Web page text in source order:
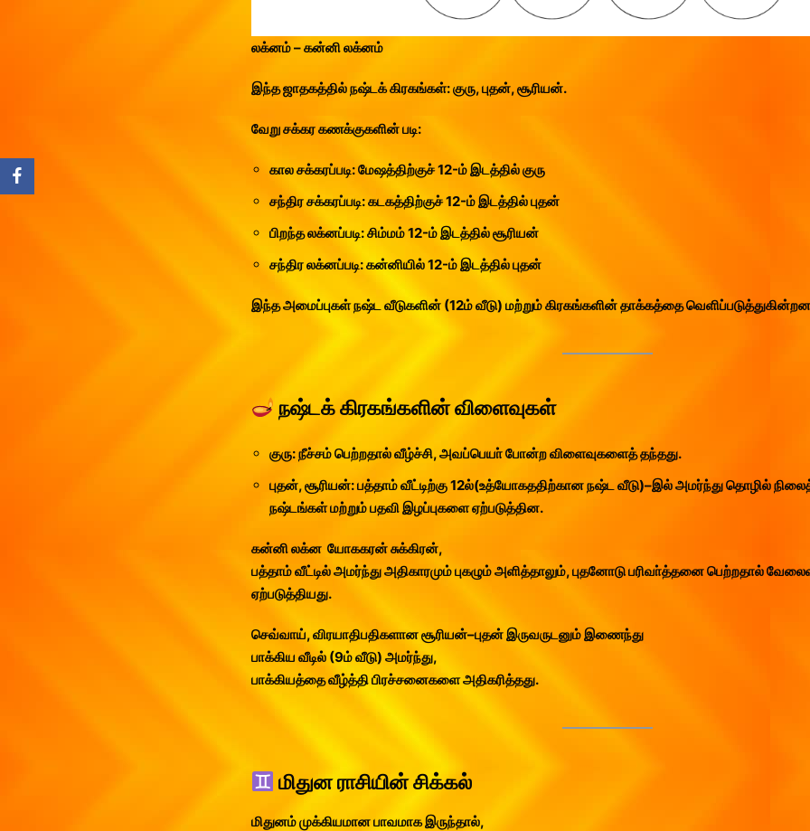
லக்னம் – கன்னி லக்னம்
இந்த ஜாதகத்தில் நஷ்டக் கிரகங்கள்: குரு, புதன், சூரியன்.
வேறு சக்கர கணக்குகளின் படி:
கால சக்கரப்படி: மேஷத்திற்குச் 12-ம் இடத்தில் குரு
சந்திர சக்கரப்படி: கடகத்திற்குச் 12-ம் இடத்தில் புதன்
பிறந்த லக்னப்படி: சிம்மம் 12-ம் இடத்தில் சூரியன்
சந்திர லக்னப்படி: கன்னியில் 12-ம் இடத்தில் புதன்
இந்த அமைப்புகள் நஷ்ட வீடுகளின் (12ம் வீடு) மற்றும் கிரகங்களின் தாக்கத்தை
நஷ்டக் கிரகங்களின் விளைவுகள்
குரு: நீச்சம் பெற்றதால் வீழ்ச்சி, அவப்பெயா் போன்ற விளைவுகளைத் தந்தது.
புதன், சூரியன்: பத்தாம் வீட்டிற்கு 12ல்(உத்யோகததிற்கான நஷ்ட வீடு)–இல் அமர்ந்து தொழில்
நஷ்டங்கள் மற்றும் பதவி இழப்புகளை ஏற்படுத்தின.
கன்னி லக்ன யோககரன் சுக்கிரன்,
பத்தாம் வீட்டில் அமர்ந்து அதிகாரமும் புகழும் அளித்தாலும், புதனோடு பரிவா்த்தனை பெற்றதால்
ஏற்படுத்தியது.
செவ்வாய், விரயாதிபதிகளான சூரியன்–புதன் இருவருடனும் இணைந்து
பாக்கிய வீடில் (9ம் வீடு) அமர்ந்து,
பாக்கியத்தை வீழ்த்தி பிரச்சனைகளை அதிகரித்தது.
மிதுன ராசியின் சிக்கல்
மிதுனம் முக்கியமான பாவமாக இருந்தால்,